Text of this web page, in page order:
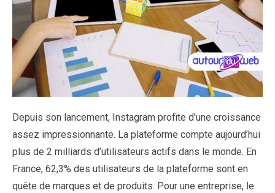
Depuis son lancement, Instagram profite d’une croissance
assez impressionnante. La plateforme compte aujourd’hui
plus de 2 milliards d’utilisateurs actifs dans le monde. En
France, 62,3% des utilisateurs de la plateforme sont en
quête de marques et de produits. Pour une entreprise, le